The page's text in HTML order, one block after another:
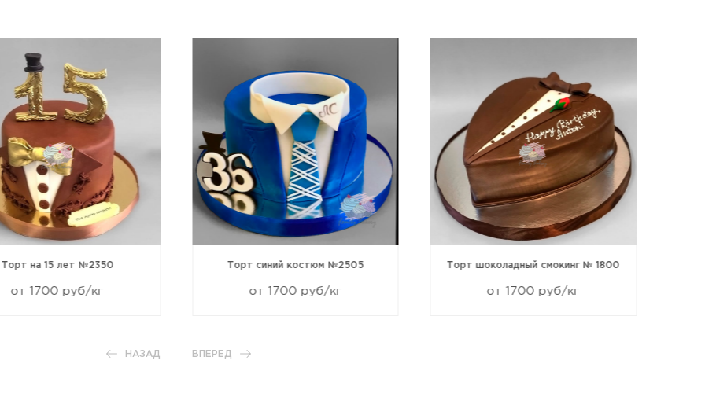
Торт на 15 лет №2350
от 1700 руб/кг
Торт синий костюм №2505
от 1700 руб/кг
Торт шоколадный смокинг № 1800
от 1700 руб/кг
НАЗАД ВПЕРЕД